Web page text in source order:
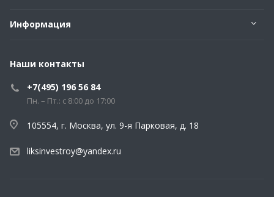
Информация
Наши контакты
+7(495) 196 56 84
Пн. – Пт.: с 8:00 до 17:00
105554, г. Москва, ул. 9-я Парковая, д. 18
liksinvestroy@yandex.ru